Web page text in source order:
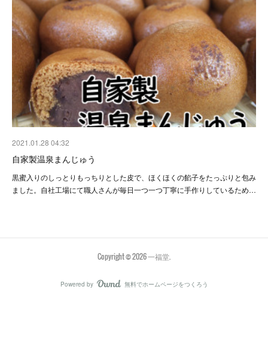
2021.01.28 04:32
自家製温泉まんじゅう
黒蜜入りのしっとりもっちりとした皮で、ほくほくの餡子をたっぷりと包み
ました。自社工場にて職人さんが毎日一つ一つ丁寧に手作りしているため…
Copyright ©2026一福堂.
Powered by AmebaOwnd
無料でホームページをつくろう